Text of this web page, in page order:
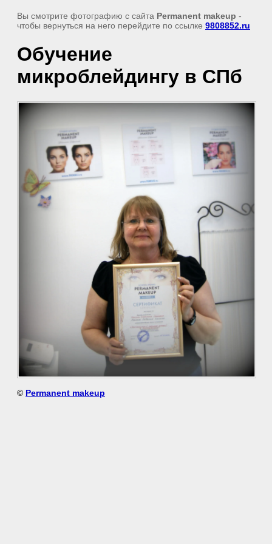
Вы смотрите фотографию с сайта Permanent makeup -
чтобы вернуться на него перейдите по ссылке 9808852.ru
Обучение
микроблейдингу в СПб
© Permanent makeup